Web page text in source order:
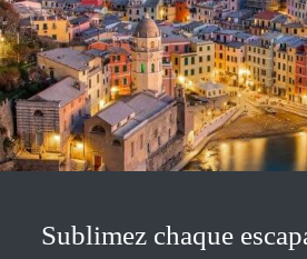
Sublimez chaque